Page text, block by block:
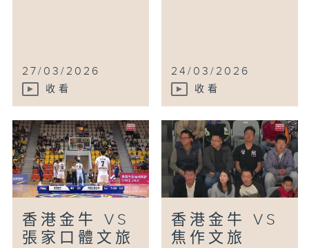
27/03/2026
收看
24/03/2026
收看
香港金牛 VS
張家口體文旅
香港金牛 VS
焦作文旅